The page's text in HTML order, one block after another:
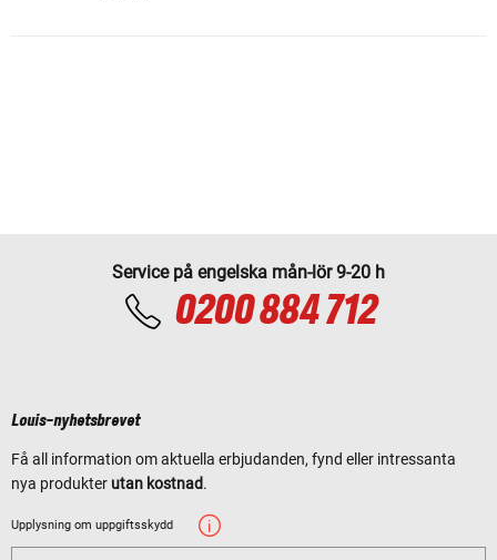
Service på engelska mån-lör 9-20 h
0200 884 712
Louis-nyhetsbrevet
Få all information om aktuella erbjudanden, fynd eller intressanta
nya produkter utan kostnad.
Upplysning om uppgiftsskydd